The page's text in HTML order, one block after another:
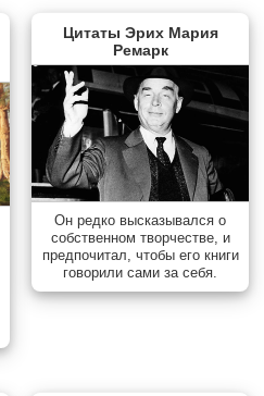
Цитаты Эрих Мария
Ремарк
Он редко высказывался о
собственном творчестве, и
предпочитал, чтобы его книги
говорили сами за себя.